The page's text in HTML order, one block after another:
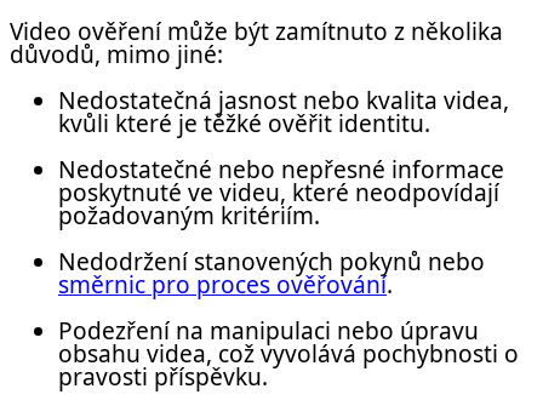
Video ověření může být zamítnuto z několika
důvodů, mimo jiné:
Nedostatečná jasnost nebo kvalita videa,
kvůli které je těžké ověřit identitu.
Nedostatečné nebo nepřesné informace
poskytnuté ve videu, které neodpovídají
požadovaným kritériím.
Nedodržení stanovených pokynů nebo
směrnic pro proces ověřování.
Podezření na manipulaci nebo úpravu
obsahu videa, což vyvolává pochybnosti o
pravosti příspěvku.